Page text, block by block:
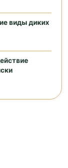
виды диких